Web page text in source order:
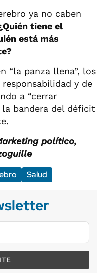
ya no caben
tiene el
está más
“la panza llena”, los
y de
a “cerrar
la bandera del déficit
político,
Salud